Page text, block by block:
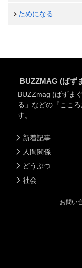
ためになる
BUZZMAG (ばず
BUZZmag (ばずま
る」などの『ここ
す。
新着記事
人間関係
どうぶつ
社会
お問い